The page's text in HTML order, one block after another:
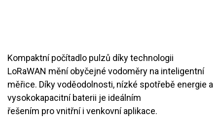
Kompaktní počítadlo pulzů díky technologii
LoRaWAN mění obyčejné vodoměry na inteligentní
měřice. Díky voděodolnosti, nízké spotřebě energie a
vysokokapacitní baterii je ideálním
řešením pro vnitřní i venkovní aplikace.